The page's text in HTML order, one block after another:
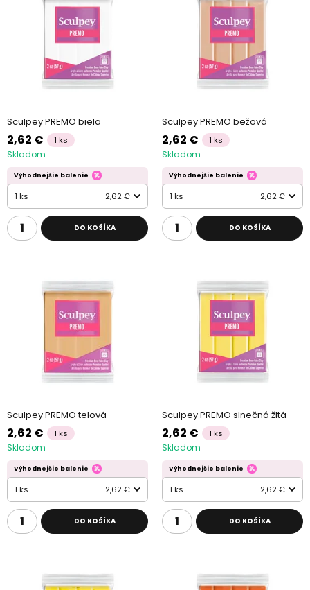
Sculpey PREMO biela
2,62 € 1 ks
Skladom
Výhodnejšie balenie
1 ks 2,62 €
DO KOŠÍKA
Sculpey PREMO bežová
2,62 € 1 ks
Skladom
Výhodnejšie balenie
1 ks 2,62 €
DO KOŠÍKA
Sculpey PREMO telová
2,62 € 1 ks
Skladom
Výhodnejšie balenie
1 ks 2,62 €
DO KOŠÍKA
Sculpey PREMO slnečná žltá
2,62 € 1 ks
Skladom
Výhodnejšie balenie
1 ks 2,62 €
DO KOŠÍKA